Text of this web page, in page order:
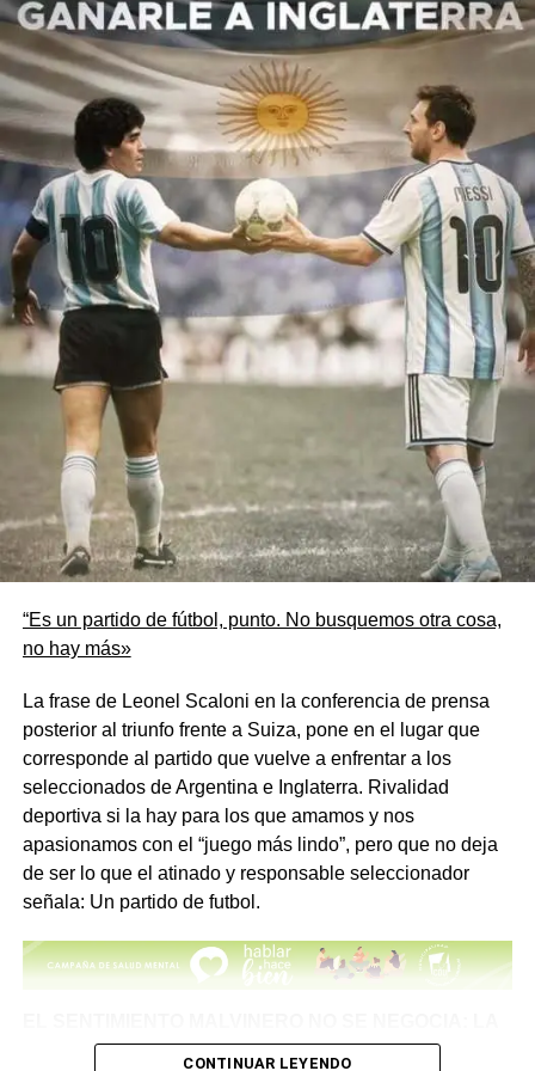
han calado muy hondo en el sentir popular. Los
seleccionados en cada paso dan muestra del proceder
marcado por la dupla de liderazgo Scaloni – Messi, sin
decirlo denotan el camino que EL PAÍS debería imitar:
trabajo, sensibilidad, simpleza, amabilidad,
profesionalismo, empatía todo para allanar el camino al
éxito.
¿ Algún día los líderes políticos del presente aprenderán
esta enseñanza ?
En las vísperas de una nueva final, deseamos que
nuevamente sea como reza nuestro Himno Nacional
«CORONADOS DE GLORIA VIVAMOS»
Sería fantástico imaginar un escenario futuro para el
cierre del día 19/7/2026 donde se pueda sentir
nuevamente » desde la calle llega el estruendo de voces
y bocinas festejando la victoria deArgentina
. Una victoria
justa, merecida. Una victoria al estilo «Scaloneta«, es
decir, infartante.»
“Es un partido de fútbol, punto. No busquemos otra cosa,
no hay más»
La frase de Leonel Scaloni en la conferencia de prensa
posterior al triunfo frente a Suiza, pone en el lugar que
corresponde al partido que vuelve a enfrentar a los
seleccionados de Argentina e Inglaterra. Rivalidad
deportiva si la hay para los que amamos y nos
apasionamos con el “juego más lindo”, pero que no deja
de ser lo que el atinado y responsable seleccionador
señala: Un partido de futbol.
MEMORIA SE DEFIENDE EN CADA CANCHA
CONTINUAR LEYENDO